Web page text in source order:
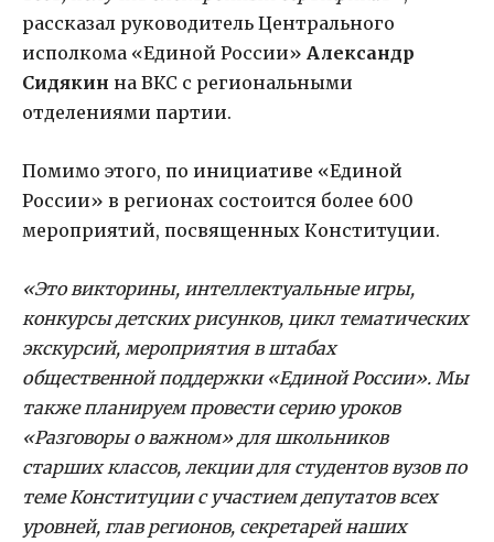
рассказал руководитель Центрального
исполкома «Единой России» Александр
Сидякин на ВКС с региональными
отделениями партии.
Помимо этого, по инициативе «Единой
России» в регионах состоится более 600
мероприятий, посвященных Конституции.
«Это викторины, интеллектуальные игры,
конкурсы детских рисунков, цикл тематических
экскурсий, мероприятия в штабах
общественной поддержки «Единой России». Мы
также планируем провести серию уроков
«Разговоры о важном» для школьников
старших классов, лекции для студентов вузов по
теме Конституции с участием депутатов всех
уровней, глав регионов, секретарей наших